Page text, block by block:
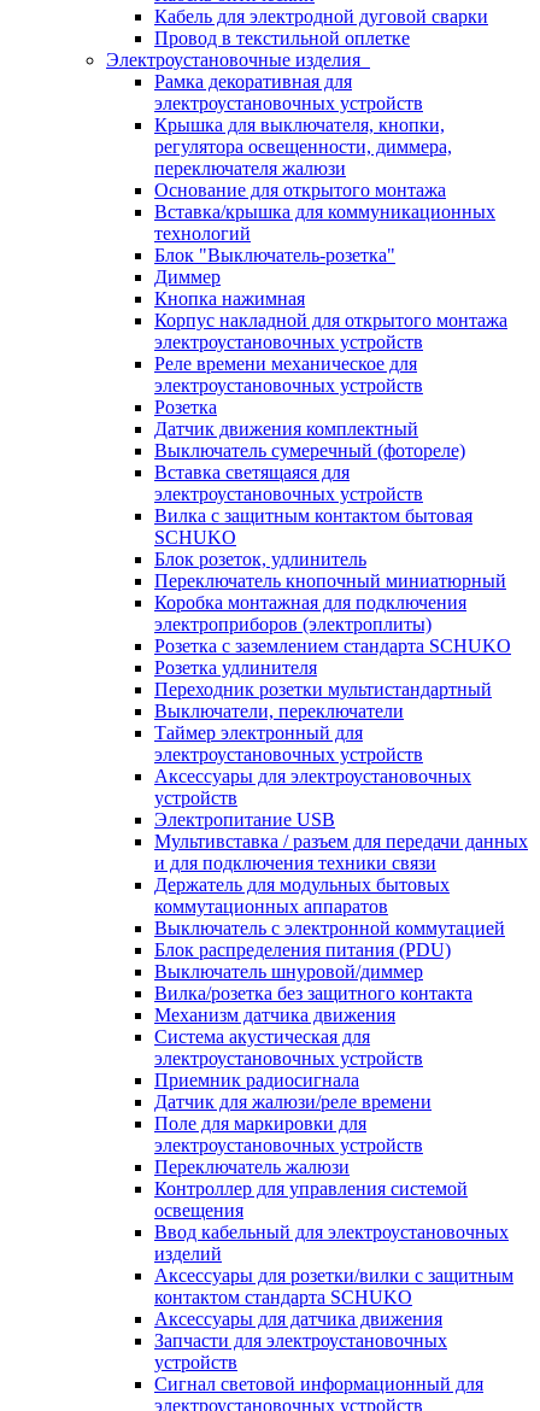
Кабель для электродной дуговой сварки
Провод в текстильной оплетке
Электроустановочные изделия
Рамка декоративная для
электроустановочных устройств
Крышка для выключателя, кнопки,
регулятора освещенности, диммера,
переключателя жалюзи
Основание для открытого монтажа
Вставка/крышка для коммуникационных
технологий
Блок "Выключатель-розетка"
Диммер
Кнопка нажимная
Корпус накладной для открытого монтажа
электроустановочных устройств
Реле времени механическое для
электроустановочных устройств
Розетка
Датчик движения комплектный
Выключатель сумеречный (фотореле)
Вставка светящаяся для
электроустановочных устройств
Вилка с защитным контактом бытовая
SCHUKO
Блок розеток, удлинитель
Переключатель кнопочный миниатюрный
Коробка монтажная для подключения
электроприборов (электроплиты)
Розетка с заземлением стандарта SCHUKO
Розетка удлинителя
Переходник розетки мультистандартный
Выключатели, переключатели
Таймер электронный для
электроустановочных устройств
Аксессуары для электроустановочных
устройств
Электропитание USB
Мультивставка / разъем для передачи данных
и для подключения техники связи
Держатель для модульных бытовых
коммутационных аппаратов
Выключатель с электронной коммутацией
Блок распределения питания (PDU)
Выключатель шнуровой/диммер
Вилка/розетка без защитного контакта
Механизм датчика движения
Система акустическая для
электроустановочных устройств
Приемник радиосигнала
Датчик для жалюзи/реле времени
Поле для маркировки для
электроустановочных устройств
Переключатель жалюзи
Контроллер для управления системой
освещения
Ввод кабельный для электроустановочных
изделий
Аксессуары для розетки/вилки с защитным
контактом стандарта SCHUKO
Аксессуары для датчика движения
Запчасти для электроустановочных
устройств
Сигнал световой информационный для
электроустановочных устройств